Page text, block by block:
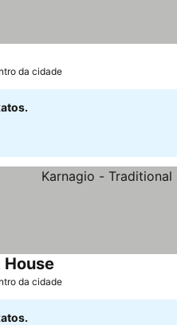
da cidade
da cidade